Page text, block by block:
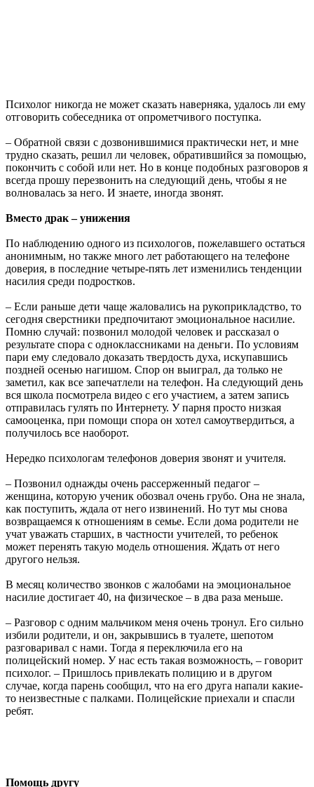
Психолог никогда не может сказать наверняка, удалось ли ему
отговорить собеседника от опрометчивого поступка.
– Обратной связи с дозвонившимися практически нет, и мне
трудно сказать, решил ли человек, обратившийся за помощью,
покончить с собой или нет. Но в конце подобных разговоров я
всегда прошу перезвонить на следующий день, чтобы я не
волновалась за него. И знаете, иногда звонят.
Вместо драк – унижения
По наблюдению одного из психологов, пожелавшего остаться
анонимным, но также много лет работающего на телефоне
доверия, в последние четыре-пять лет изменились тенденции
насилия среди подростков.
– Если раньше дети чаще жаловались на рукоприкладство, то
сегодня сверстники предпочитают эмоциональное насилие.
Помню случай: позвонил молодой человек и рассказал о
результате спора с одноклассниками на деньги. По условиям
пари ему следовало доказать твердость духа, искупавшись
поздней осенью нагишом. Спор он выиграл, да только не
заметил, как все запечатлели на телефон. На следующий день
вся школа посмотрела видео с его участием, а затем запись
отправилась гулять по Интернету. У парня просто низкая
самооценка, при помощи спора он хотел самоутвердиться, а
получилось все наоборот.
Нередко психологам телефонов доверия звонят и учителя.
– Позвонил однажды очень рассерженный педагог –
женщина, которую ученик обозвал очень грубо. Она не знала,
как поступить, ждала от него извинений. Но тут мы снова
возвращаемся к отношениям в семье. Если дома родители не
учат уважать старших, в частности учителей, то ребенок
может перенять такую модель отношения. Ждать от него
другого нельзя.
В месяц количество звонков с жалобами на эмоциональное
насилие достигает 40, на физическое – в два раза меньше.
– Разговор с одним мальчиком меня очень тронул. Его сильно
избили родители, и он, закрывшись в туалете, шепотом
разговаривал с нами. Тогда я переключила его на
полицейский номер. У нас есть такая возможность, – говорит
психолог. – Пришлось привлекать полицию и в другом
случае, когда парень сообщил, что на его друга напали какие-
то неизвестные с палками. Полицейские приехали и спасли
ребят.
Помощь другу